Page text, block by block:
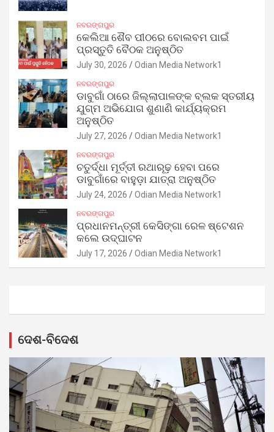
ନବରଙ୍ଗପୁର
କେଲିଆ ଶୈବ ପୀଠରେ ବୋଲବମ ପାଇଁ
ପ୍ରସ୍ତୁତି ବୈଠକ ଅନୁଷ୍ଠିତ
July 30, 2026 Odian Media Network1
ନବରଙ୍ଗପୁର
ଡାବୁଗାଁ ଠାରେ ଜିଲ୍ଲାପାଳଙ୍କ ବ୍ଲକ ସ୍ତରୀୟ
ଯୁଗ୍ମ ଅଭିଯୋଗ ଶୁଣାଣି କାର୍ଯ୍ୟକ୍ରମ
ଅନୁଷ୍ଠିତ
July 27, 2026 Odian Media Network1
ନବରଙ୍ଗପୁର
ଚତୁର୍ଦ୍ଧା ମୂର୍ତ୍ତୀ ରଥାରୂଢ଼ ହେବା ପରେ
ଡାବୁଗାଁରେ ବାହୁଡ଼ା ଯାତ୍ରା ଅନୁଷ୍ଠିତ
July 24, 2026 Odian Media Network1
ନବରଙ୍ଗପୁର
ପ୍ରଧାନମନ୍ତ୍ରୀ କେସିଙ୍ଗା ରେଳ ଷ୍ଟେଶନ
କଲେ ଉଦ୍‌ଘାଟନ
July 17, 2026 Odian Media Network1
ଦେଶ-ବିଦେଶ